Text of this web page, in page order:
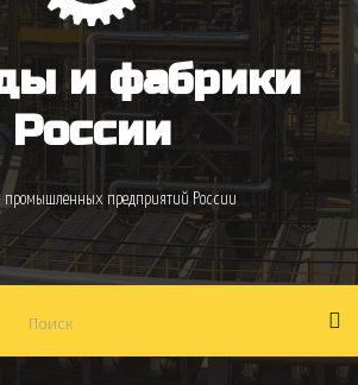
и фабрики
России
промышленных предприятий России